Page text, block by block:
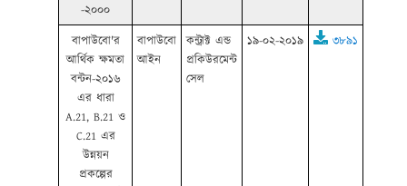
-২০০০
বাপাউবো'র
আর্থিক ক্ষমতা
বন্টন-২০১৬
এর ধারা
A.21, B.21 ও
C.21 এর
উন্নয়ন
প্রকল্পের
বাপাউবো
আইন
কন্ট্রাক্ট এন্ড
প্রকিউরমেন্ট
সেল
১৯-০২-২০১৯ ৩৮৯১